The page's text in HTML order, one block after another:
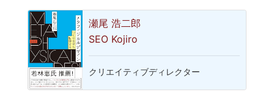
瀬尾 浩二郎
SEO Kojiro
クリエイティブディレクター